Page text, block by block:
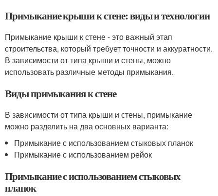
Примыкание крыши к стене: виды и технологии
Примыкание крыши к стене - это важный этап
строительства, который требует точности и аккуратности.
В зависимости от типа крыши и стены, можно
использовать различные методы примыкания.
Виды примыкания к стене
В зависимости от типа крыши и стены, примыкание
можно разделить на два основных варианта:
Примыкание с использованием стыковых планок
Примыкание с использованием рейок
Примыкание с использованием стыковых
планок